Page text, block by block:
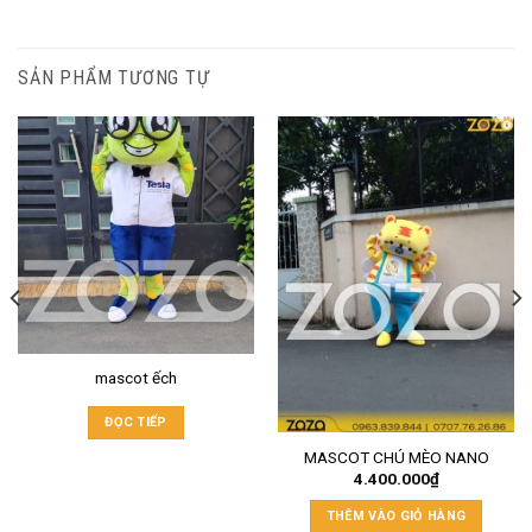
SẢN PHẨM TƯƠNG TỰ
mascot ếch
ĐỌC TIẾP
MASCOT CHÚ MÈO NANO
4.400.000₫
THÊM VÀO GIỎ HÀNG